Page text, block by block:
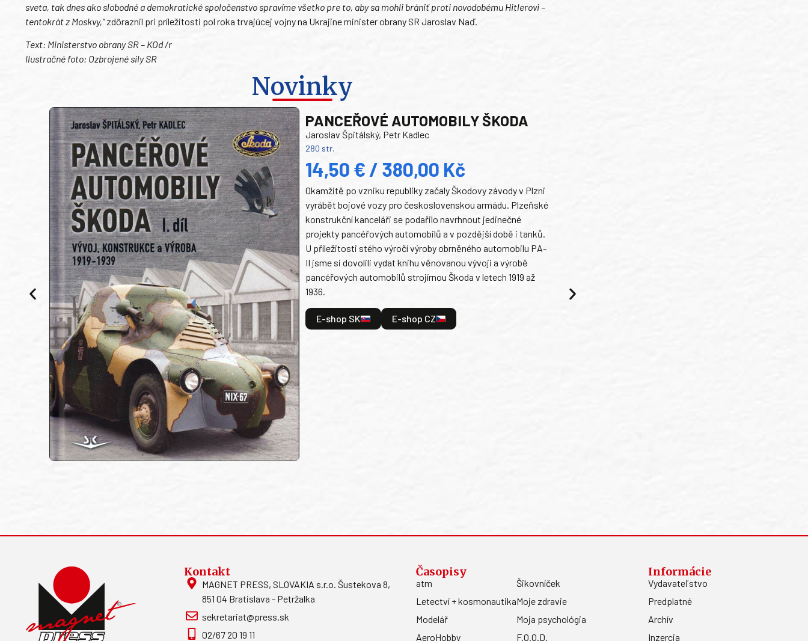
sveta, tak dnes ako slobodné a demokratické spoločenstvo spravíme všetko pre to, aby sa mohli brániť proti novodobému Hitlerovi –
tentokrát z Moskvy,“zdôraznil pri príležitosti pol roka trvajúcej vojny na Ukrajine minister obrany SR Jaroslav Naď.
Text: Ministerstvo obrany SR – KOd /r
Ilustračné foto: Ozbrojené sily SR
Novinky
PANCEŘOVÉ AUTOMOBILY ŠKODA
Jaroslav Špitálský, Petr Kadlec
280 str.
14,50 € / 380,00 Kč
Okamžitě po vzniku republiky začaly Škodovy závody v Plzni
vyrábět bojové vozy pro československou armádu. Plzeňské
konstrukční kanceláři se podařilo navrhnout jedinečné
projekty pancéřových automobilů a v pozdější době i tanků.
U příležitosti stého výročí výroby obrněného automobilu PA-
II jsme si dovolili vydat knihu věnovanou vývoji a výrobě
pancéřových automobilů strojírnou Škoda v letech 1919 až
1936.
E-shop SK E-shop CZ
Kontakt
MAGNET PRESS, SLOVAKIA s.r.o. Šustekova 8,
851 04 Bratislava - Petržalka
sekretariat@press.sk
02/67 20 19 11
Časopisy
atm
Letectví + kosmonautika
Modelář
AeroHobby
Šikovníček
Moje zdravie
Moja psychológia
F.O.O.D.
Informácie
Vydavateľstvo
Predplatné
Archív
Inzercia